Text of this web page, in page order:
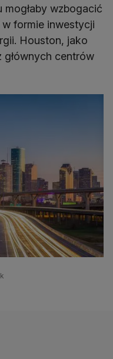
wzbogacić
formie inwestycji
Houston, jako
głównych centrów